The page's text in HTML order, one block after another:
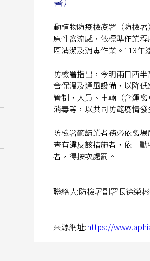
動植物防疫檢疫署（防檢
原性禽流感，依標準作業
區清潔及消毒作業。113年
防檢署指出，今明兩日西
舍保溫及通風設備，以降
管制，人員、車輛（含運
消毒等，以共同防範疫情發
防檢署籲請業者務必依禽
查有違反該措施者，依「
者，得按次處罰。
聯絡人:防檢署副署長徐榮
來源網址:https://